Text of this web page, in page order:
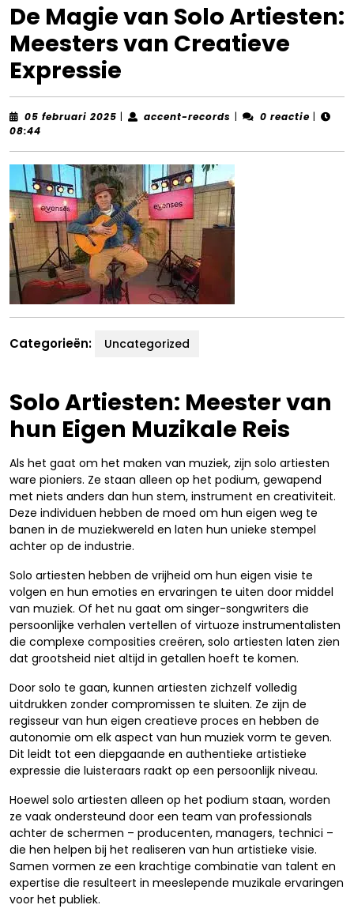
De Magie van Solo Artiesten:
Meesters van Creatieve
Expressie
05 februari 2025 05
| accent-records accent-
| 0 reactie |
08:44
Categorieën: Uncategorized
Solo Artiesten: Meester van
hun Eigen Muzikale Reis
Als het gaat om het maken van muziek, zijn solo artiesten
ware pioniers. Ze staan alleen op het podium, gewapend
met niets anders dan hun stem, instrument en creativiteit.
Deze individuen hebben de moed om hun eigen weg te
banen in de muziekwereld en laten hun unieke stempel
achter op de industrie.
Solo artiesten hebben de vrijheid om hun eigen visie te
volgen en hun emoties en ervaringen te uiten door middel
van muziek. Of het nu gaat om singer-songwriters die
persoonlijke verhalen vertellen of virtuoze instrumentalisten
die complexe composities creëren, solo artiesten laten zien
dat grootsheid niet altijd in getallen hoeft te komen.
Door solo te gaan, kunnen artiesten zichzelf volledig
uitdrukken zonder compromissen te sluiten. Ze zijn de
regisseur van hun eigen creatieve proces en hebben de
autonomie om elk aspect van hun muziek vorm te geven.
Dit leidt tot een diepgaande en authentieke artistieke
expressie die luisteraars raakt op een persoonlijk niveau.
Hoewel solo artiesten alleen op het podium staan, worden
ze vaak ondersteund door een team van professionals
achter de schermen – producenten, managers, technici –
die hen helpen bij het realiseren van hun artistieke visie.
Samen vormen ze een krachtige combinatie van talent en
expertise die resulteert in meeslepende muzikale ervaringen
voor het publiek.